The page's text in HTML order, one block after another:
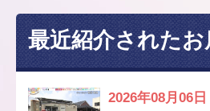
最近紹介されたお
2026年08月06日